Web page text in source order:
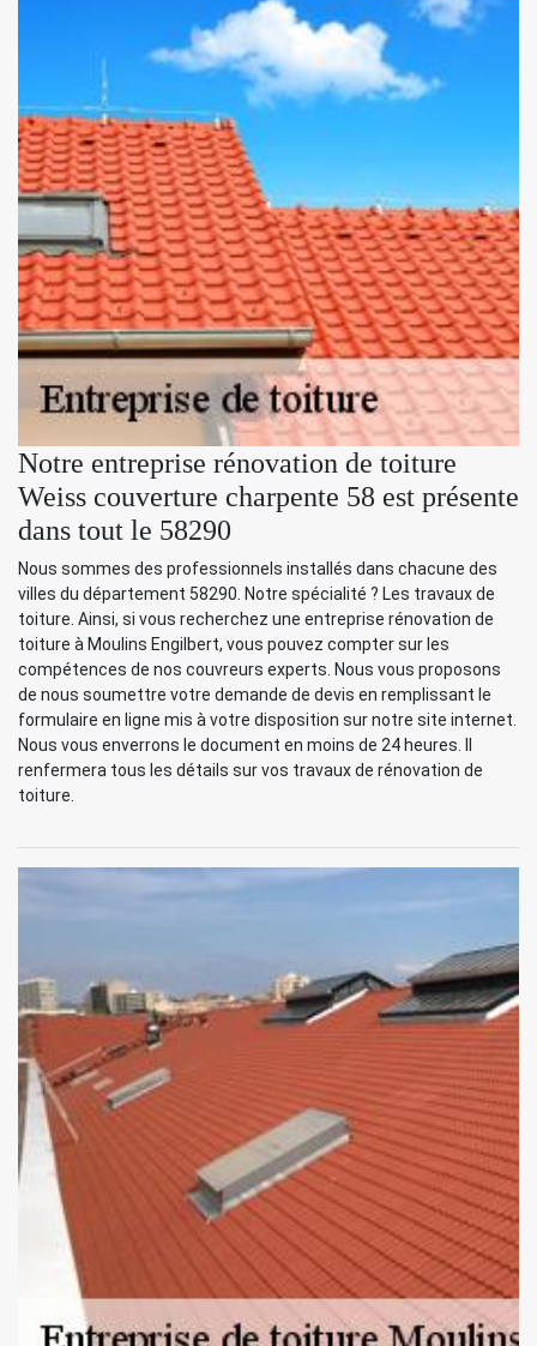
Notre entreprise rénovation de toiture
Weiss couverture charpente 58 est présente
dans tout le 58290
Nous sommes des professionnels installés dans chacune des
villes du département 58290. Notre spécialité ? Les travaux de
toiture. Ainsi, si vous recherchez une entreprise rénovation de
toiture à Moulins Engilbert, vous pouvez compter sur les
compétences de nos couvreurs experts. Nous vous proposons
de nous soumettre votre demande de devis en remplissant le
formulaire en ligne mis à votre disposition sur notre site internet.
Nous vous enverrons le document en moins de 24 heures. Il
renfermera tous les détails sur vos travaux de rénovation de
toiture.